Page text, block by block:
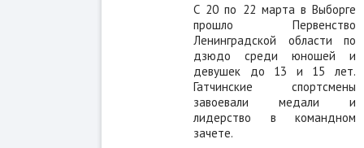
С 20 по 22 марта в Выборге
прошло Первенство
Ленинградской области по
дзюдо среди юношей и
девушек до 13 и 15 лет.
Гатчинские спортсмены
завоевали медали и
лидерство в командном
зачете.